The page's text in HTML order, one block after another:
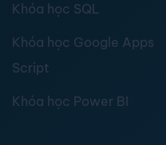
Khóa học SQL
Khóa học Google Apps
Script
Khóa học Power BI